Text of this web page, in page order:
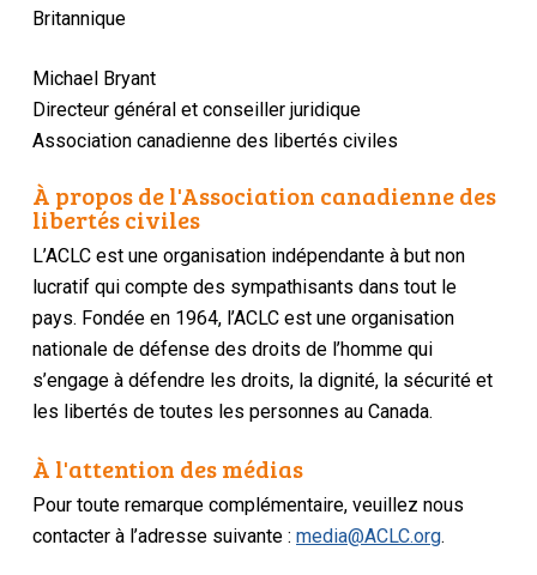
Britannique
Michael Bryant
Directeur général et conseiller juridique
Association canadienne des libertés civiles
À propos de l'Association canadienne des
libertés civiles
L’ACLC est une organisation indépendante à but non
lucratif qui compte des sympathisants dans tout le
pays. Fondée en 1964, l’ACLC est une organisation
nationale de défense des droits de l’homme qui
s’engage à défendre les droits, la dignité, la sécurité et
les libertés de toutes les personnes au Canada.
À l'attention des médias
Pour toute remarque complémentaire, veuillez nous
contacter à l’adresse suivante :media@ACLC.org.